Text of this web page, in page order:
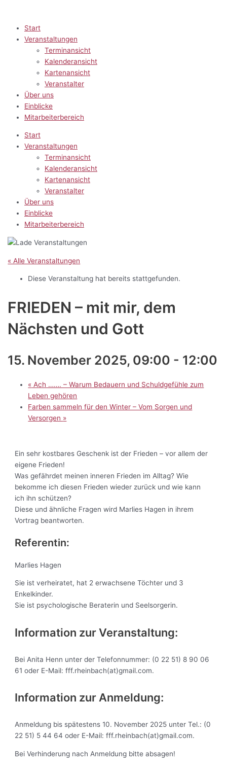
springenStart
Veranstaltungen
Terminansicht
Kalenderansicht
Kartenansicht
Veranstalter
Über uns
Einblicke
Mitarbeiterbereich
Start
Veranstaltungen
Terminansicht
Kalenderansicht
Kartenansicht
Veranstalter
Über uns
Einblicke
Mitarbeiterbereich
« Alle Veranstaltungen
Diese Veranstaltung hat bereits stattgefunden.
FRIEDEN – mit mir, dem
Nächsten und Gott
15. November 2025, 09:00 - 12:00
« Ach ……. – Warum Bedauern und Schuldgefühle zum
Leben gehören
Farben sammeln für den Winter – Vom Sorgen und
Versorgen »
Ein sehr kostbares Geschenk ist der Frieden – vor allem der
eigene Frieden!
Was gefährdet meinen inneren Frieden im Alltag? Wie
bekomme ich diesen Frieden wieder zurück und wie kann
ich ihn schützen?
Diese und ähnliche Fragen wird Marlies Hagen in ihrem
Vortrag beantworten.
Referentin:
Marlies Hagen
Sie ist verheiratet, hat 2 erwachsene Töchter und 3
Enkelkinder.
Sie ist psychologische Beraterin und Seelsorgerin.
Information zur Veranstaltung:
Bei Anita Henn unter der Telefonnummer: (0 22 51) 8 90 06
61 oder E-Mail: fff.rheinbach(at)gmail.com.
Information zur Anmeldung:
Anmeldung bis spätestens 10. November 2025 unter Tel.: (0
22 51) 5 44 64 oder E-Mail: fff.rheinbach(at)gmail.com.
Bei Verhinderung nach Anmeldung bitte absagen!